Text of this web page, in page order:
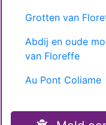
Grotten van
Abdij en oude
van Floreffe
Au Pont Coliame